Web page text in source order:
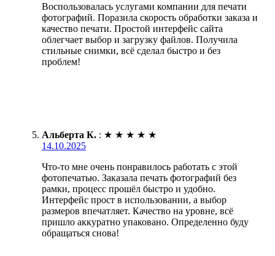
Воспользовалась услугами компании для печати
фотографий. Поразила скорость обработки заказа и
качество печати. Простой интерфейс сайта
облегчает выбор и загрузку файлов. Получила
стильные снимки, всё сделал быстро и без
проблем!
Альберта К. : ★ ★ ★ ★ ★
14.10.2025
Что-то мне очень понравилось работать с этой
фотопечатью. Заказала печать фотографий без
рамки, процесс прошёл быстро и удобно.
Интерфейс прост в использовании, а выбор
размеров впечатляет. Качество на уровне, всё
пришло аккуратно упаковано. Определенно буду
обращаться снова!